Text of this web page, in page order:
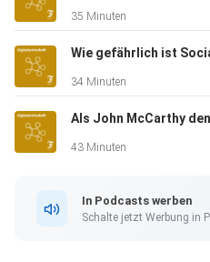
35 Minuten
34 Minuten
43 Minuten
In Podcasts werben
Schalte jetzt Werbung in